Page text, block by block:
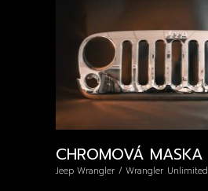
CHROMOVÁ MASKA
Jeep Wrangler / Wrangler Unlimited